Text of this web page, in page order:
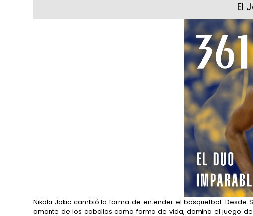
El
Nikola Jokic cambió la forma de entender el básquetbol. Desde
amante de los caballos como forma de vida, domina el juego